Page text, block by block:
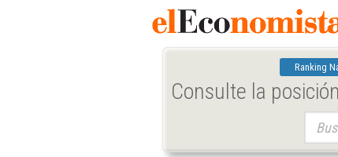
Ranking
Consulte la